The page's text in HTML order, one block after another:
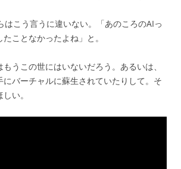
はこう言うに違いない。「あのころのAIっ
ことなかったよね」と。
うこの世にはいないだろう。あるいは、
にバーチャルに蘇生されていたりして。そ
い。